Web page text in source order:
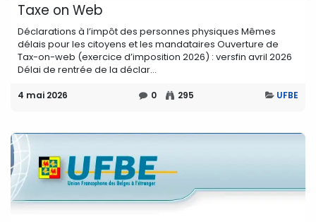
Taxe on Web
Déclarations à l’impôt des personnes physiques Mêmes
délais pour les citoyens et les mandataires Ouverture de
Tax-on-web (exercice d’imposition 2026) : versfin avril 2026
Délai de rentrée de la déclar...
4 mai 2026 0 295 UFBE